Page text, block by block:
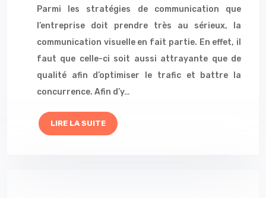
Parmi les stratégies de communication que
l’entreprise doit prendre très au sérieux, la
communication visuelle en fait partie. En effet, il
faut que celle-ci soit aussi attrayante que de
qualité afin d’optimiser le trafic et battre la
concurrence. Afin d’y…
LIRE LA SUITE